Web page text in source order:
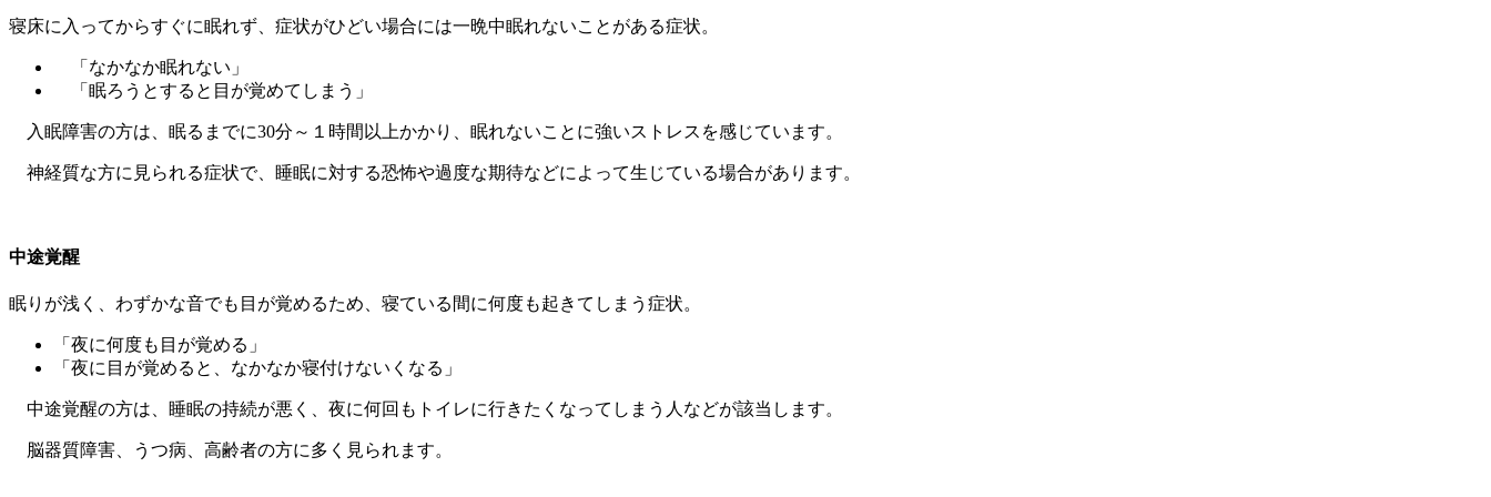
寝床に入ってからすぐに眠れず、症状がひどい場合には一晩中眠れないことがある症状。
「なかなか眠れない」
「眠ろうとすると目が覚めてしまう」
入眠障害の方は、眠るまでに30分～１時間以上かかり、眠れないことに強いストレスを感じています。
神経質な方に見られる症状で、睡眠に対する恐怖や過度な期待などによって生じている場合があります。
中途覚醒
眠りが浅く、わずかな音でも目が覚めるため、寝ている間に何度も起きてしまう症状。
「夜に何度も目が覚める」
「夜に目が覚めると、なかなか寝付けないくなる」
中途覚醒の方は、睡眠の持続が悪く、夜に何回もトイレに行きたくなってしまう人などが該当します。
脳器質障害、うつ病、高齢者の方に多く見られます。